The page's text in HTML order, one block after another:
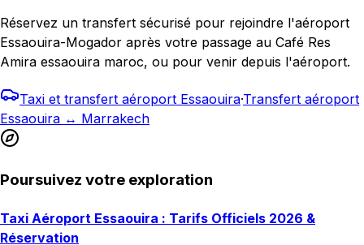
Réservez un transfert sécurisé pour rejoindre l'aéroport
Essaouira-Mogador après votre passage au Café Res
Amira essaouira maroc, ou pour venir depuis l'aéroport.
Taxi et transfert aéroport Essaouira·Transfert aéroport
Essaouira ↔ Marrakech
Poursuivez votre exploration
Taxi Aéroport Essaouira : Tarifs Officiels 2026 &
Réservation